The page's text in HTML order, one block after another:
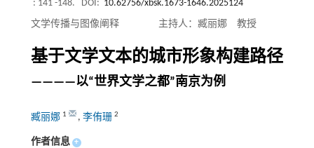
: 141 -148.
DOI: 10.62756/xbsk.1673-1646.2025124
文学传播与图像阐释 主持人：臧丽娜 教授
基于文学文本的城市形象构建路径
————以“世界文学之都”南京为例
臧丽娜 1 , 李侑珊 2
作者信息 +